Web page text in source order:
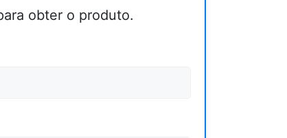
obter o produto.